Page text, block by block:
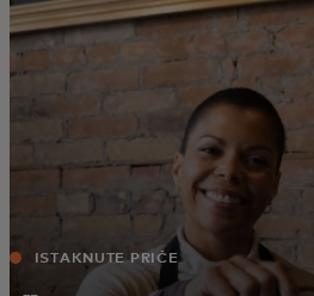
Za inovatore
Novosti i trendovi
ISTAKNUTE PRIČE